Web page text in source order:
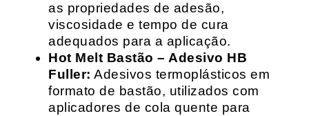
as propriedades de adesão,
viscosidade e tempo de cura
adequados para a aplicação.
Hot Melt Bastão – Adesivo HB
Fuller: Adesivos termoplásticos em
formato de bastão, utilizados com
aplicadores de cola quente para